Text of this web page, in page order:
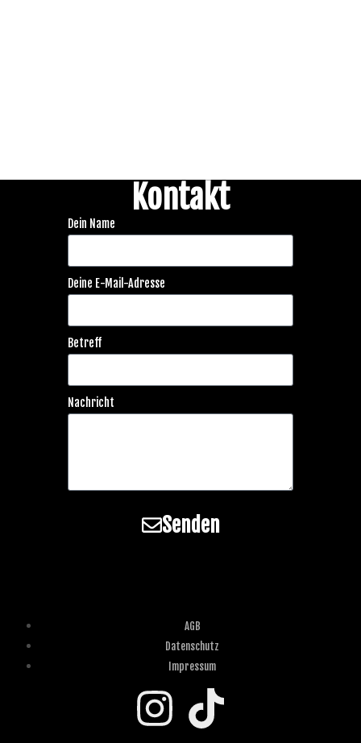
Kontakt
Dein Name
Deine E-Mail-Adresse
Betreff
Nachricht
Senden
AGB
Datenschutz
Impressum